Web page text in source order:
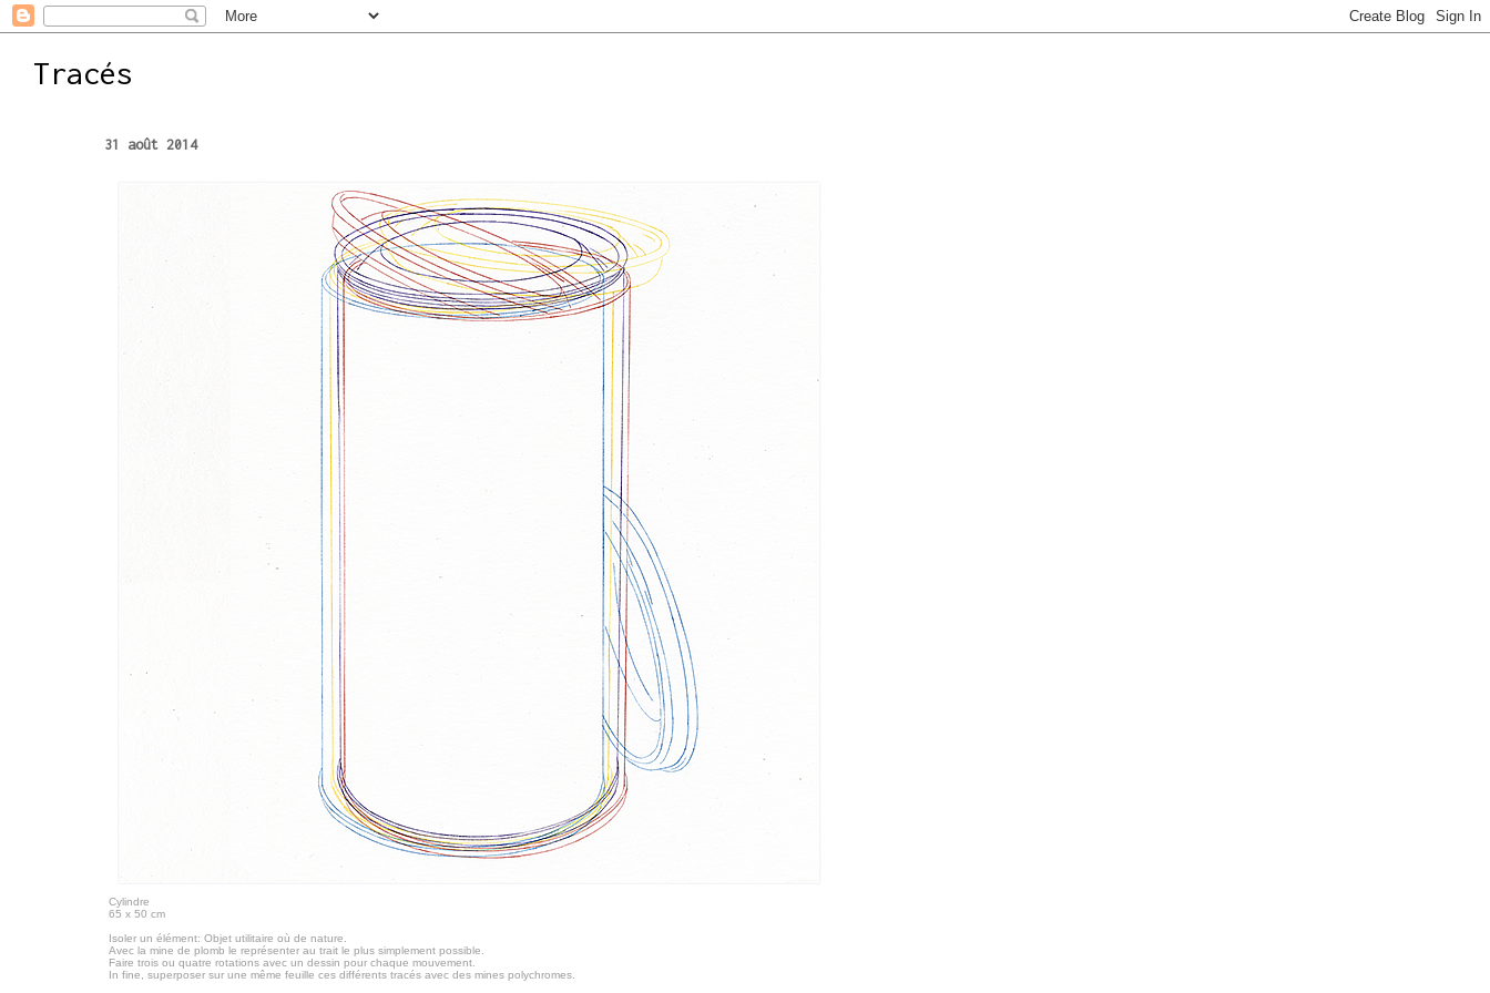
Tracés
31 août 2014
Cylindre
65 x 50 cm
Isoler un élément: Objet utilitaire où de nature.
Avec la mine de plomb le représenter au trait le plus simplement possible.
Faire trois ou quatre rotations avec un dessin pour chaque mouvement.
In fine, superposer sur une même feuille ces différents tracés avec des mines polychromes.